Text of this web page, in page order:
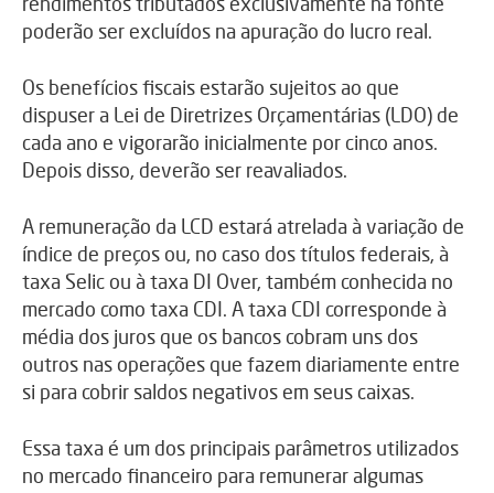
poderão ser excluídos na apuração do lucro real.
Os benefícios fiscais estarão sujeitos ao que
dispuser a Lei de Diretrizes Orçamentárias (LDO) de
cada ano e vigorarão inicialmente por cinco anos.
Depois disso, deverão ser reavaliados.
A remuneração da LCD estará atrelada à variação de
índice de preços ou, no caso dos títulos federais, à
taxa Selic ou à taxa DI Over, também conhecida no
mercado como taxa CDI. A taxa CDI corresponde à
média dos juros que os bancos cobram uns dos
outros nas operações que fazem diariamente entre
si para cobrir saldos negativos em seus caixas.
Essa taxa é um dos principais parâmetros utilizados
no mercado financeiro para remunerar algumas